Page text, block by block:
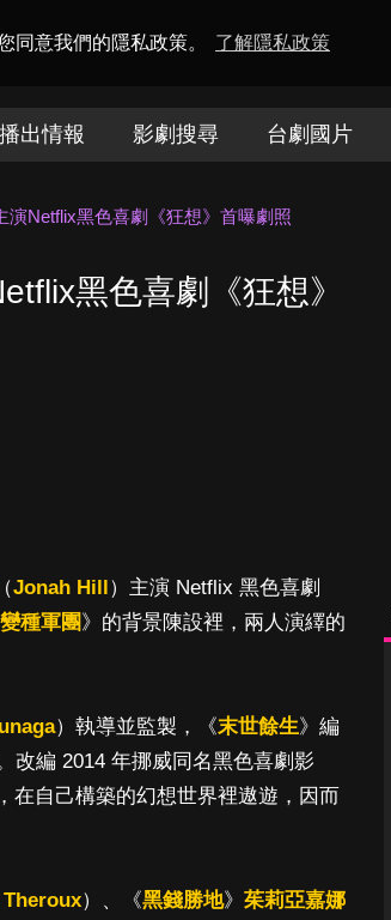
同意我們的隱私政策。 了解隱私政策
播出情報 影劇搜尋 台劇國片
演Netflix黑色喜劇《狂想》首曝劇照
黑色喜劇《狂想》
（Jonah Hill）主演 Netflix 黑色喜劇
變種軍團》的背景陳設裡，兩人演繹的
）執導並監製，《末世餘生》編
改編 2014 年挪威同名黑色喜劇影
在自己構築的幻想世界裡遨遊，因而
）、《黑錢勝地》 茱莉亞嘉娜